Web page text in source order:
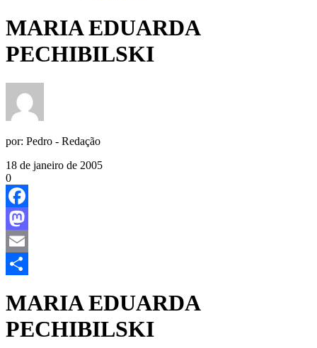
MARIA EDUARDA
PECHIBILSKI
por: Pedro - Redação
18 de janeiro de 2005
0
Facebook
Mastodon
Email
MARIA EDUARDA
PECHIBILSKI